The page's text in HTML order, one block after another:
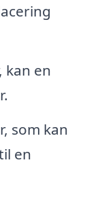
kan en
som kan
en